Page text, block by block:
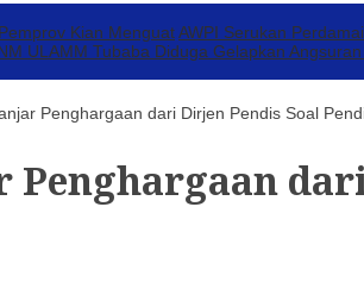
Kian MenguatAWPI Serukan
ULAMM Tubaba Diduga Gelapkan
Penghargaan dari Dirjen Pendis Soal